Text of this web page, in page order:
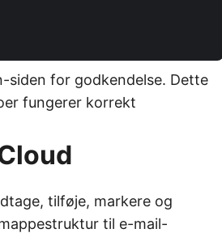
siden for godkendelse. Dette
fungerer korrekt
tilføje, markere og
til e-mail-